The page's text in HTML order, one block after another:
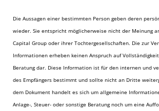
Die Aussagen einer bestimmten Person geben deren
wieder. Sie entspricht möglicherweise nicht der Meinung
Capital Group oder ihrer Tochtergesellschaften. Die zur
Informationen erheben keinen Anspruch auf
Beratung dar. Diese Information ist für den internen und
des Empfängers bestimmt und sollte nicht an Dritte
dem Dokument handelt es sich um allgemeine
Anlage-, Steuer- oder sonstige Beratung noch um eine